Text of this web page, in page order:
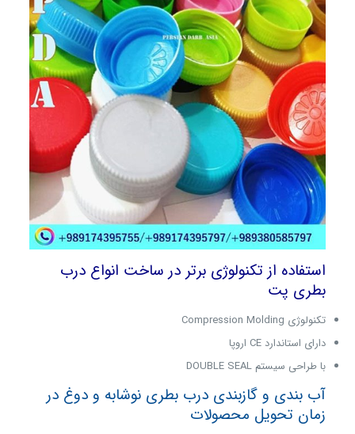
استفاده از تکنولوژی برتر در ساخت انواع درب
بطری پت
تکنولوژی Compression Molding
دارای استاندارد CE اروپا
با طراحی سیستم DOUBLE SEAL
آب بندی و گازبندی درب بطری نوشابه و دوغ در
زمان تحویل محصولات